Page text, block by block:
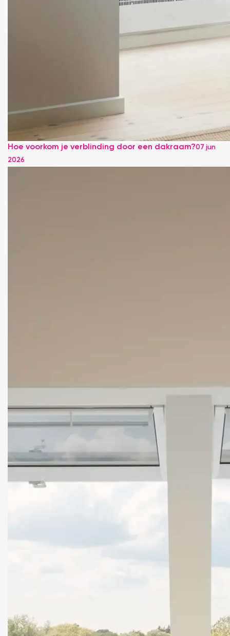
Hoe voorkom je verblinding door een dakraam?07 jun
2026